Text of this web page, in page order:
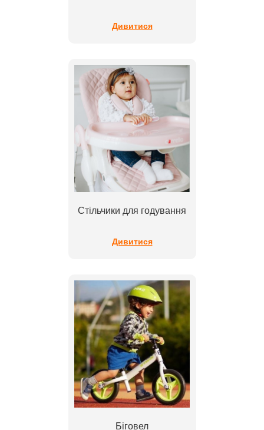
Дивитися
Стільчики для годування
Дивитися
Біговел